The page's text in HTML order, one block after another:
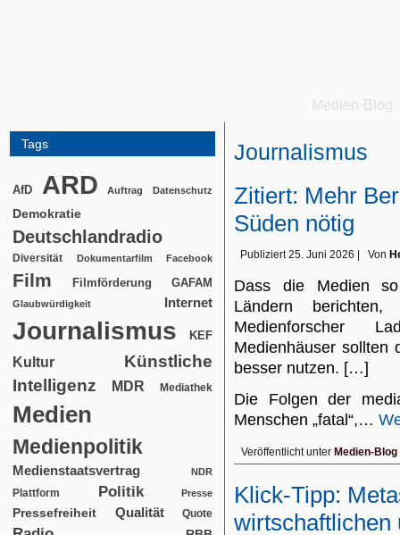
Medien-Blog
Tags
AfD ARD Auftrag Datenschutz
Demokratie
Deutschlandradio
Diversität Dokumentarfilm Facebook
Film Filmförderung GAFAM
Glaubwürdigkeit Internet
Journalismus KEF
Kultur
Künstliche
Intelligenz
MDR Mediathek
Medien
Medienpolitik
Medienstaatsvertrag NDR
Plattform Politik Presse
Pressefreiheit Qualität Quote
Journalismus
Zitiert: Mehr
Süden nötig
Publiziert 25. Juni 2026 Von
Dass die Medien
Ländern
Medienforscher
Medienhäuser sollten
besser nutzen. […]
Die Folgen der
Menschen „fatal“,…
Veröffentlicht unter Medien-Blog
Klick-Tipp:
wirtschaftlichen